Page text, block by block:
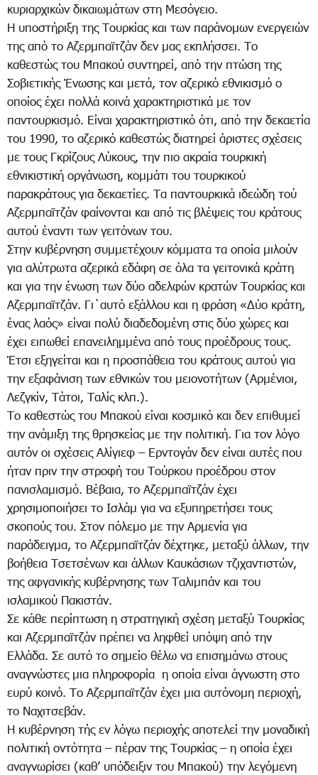
κυριαρχικών δικαιωμάτων στη Μεσόγειο.
Η υποστήριξη της Τουρκίας και των παράνομων ενεργειών
της από το Αζερμπαϊτζάν δεν μας εκπλήσσει. Το
καθεστώς του Μπακού συντηρεί, από την πτώση της
Σοβιετικής Ένωσης και μετά, τον αζερικό εθνικισμό ο
οποίος έχει πολλά κοινά χαρακτηριστικά με τον
παντουρκισμό. Είναι χαρακτηριστικό ότι, από την δεκαετία
του 1990, το αζερικό καθεστώς διατηρεί άριστες σχέσεις
με τους Γκρίζους Λύκους, την πιο ακραία τουρκική
εθνικιστική οργάνωση, κομμάτι του τουρκικού
παρακράτους για δεκαετίες. Τα παντουρκικά ιδεώδη τού
Αζερμπαϊτζάν φαίνονται και από τις βλέψεις του κράτους
αυτού έναντι των γειτόνων του.
Στην κυβέρνηση συμμετέχουν κόμματα τα οποία μιλούν
για αλύτρωτα αζερικά εδάφη σε όλα τα γειτονικά κράτη
και για την ένωση των δύο αδελφών κρατών Τουρκίας και
Αζερμπαϊτζάν. Γι΄αυτό εξάλλου και η φράση «Δύο κράτη,
ένας λαός» είναι πολύ διαδεδομένη στις δύο χώρες και
έχει ειπωθεί επανειλημμένα από τους προέδρους τους.
Έτσι εξηγείται και η προσπάθεια του κράτους αυτού για
την εξαφάνιση των εθνικών του μειονοτήτων (Αρμένιοι,
Λεζγκίν, Τάτοι, Ταλίς κλπ.).
Το καθεστώς του Μπακού είναι κοσμικό και δεν επιθυμεί
την ανάμιξη της θρησκείας με την πολιτική. Για τον λόγο
αυτόν οι σχέσεις Αλίγιεφ – Ερντογάν δεν είναι αυτές που
ήταν πριν την στροφή του Τούρκου προέδρου στον
πανισλαμισμό. Βέβαια, το Αζερμπαϊτζάν έχει
χρησιμοποιήσει το Ισλάμ για να εξυπηρετήσει τους
σκοπούς του. Στον πόλεμο με την Αρμενία για
παράδειγμα, το Αζερμπαϊτζάν δέχτηκε, μεταξύ άλλων, την
βοήθεια Τσετσένων και άλλων Καυκάσιων τζιχαντιστών,
της αφγανικής κυβέρνησης των Ταλιμπάν και του
ισλαμικού Πακιστάν.
Σε κάθε περίπτωση η στρατηγική σχέση μεταξύ Τουρκίας
και Αζερμπαϊτζάν πρέπει να ληφθεί υπόψη από την
Ελλάδα. Σε αυτό το σημείο θέλω να επισημάνω στους
αναγνώστες μια πληροφορία η οποία είναι άγνωστη στο
ευρύ κοινό. Το Αζερμπαϊτζάν έχει μια αυτόνομη περιοχή,
το Ναχιτσεβάν.
Η κυβέρνηση τής εν λόγω περιοχής αποτελεί την μοναδική
πολιτική οντότητα – πέραν της Τουρκίας – η οποία έχει
αναγνωρίσει (καθ’ υπόδειξιν του Μπακού) την λεγόμενη